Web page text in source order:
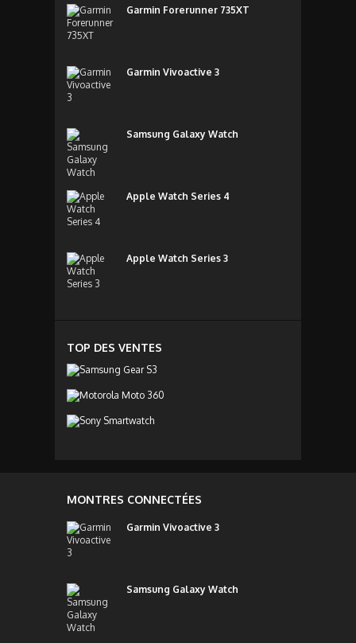
Garmin Forerunner 735XT
Garmin Vivoactive 3
Samsung Galaxy Watch
Apple Watch Series 4
Apple Watch Series 3
TOP DES VENTES
MONTRES CONNECTÉES
Garmin Vivoactive 3
Samsung Galaxy Watch